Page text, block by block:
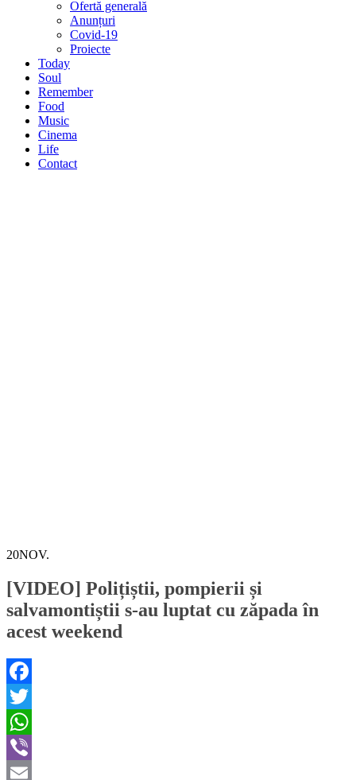
Ofertă generală
Anunțuri
Covid-19
Proiecte
Today
Soul
Remember
Food
Music
Cinema
Life
Contact
20NOV.
[VIDEO] Polițiștii, pompierii și
salvamontiștii s-au luptat cu zăpada în
acest weekend
Facebook
Twitter
WhatsApp
Viber